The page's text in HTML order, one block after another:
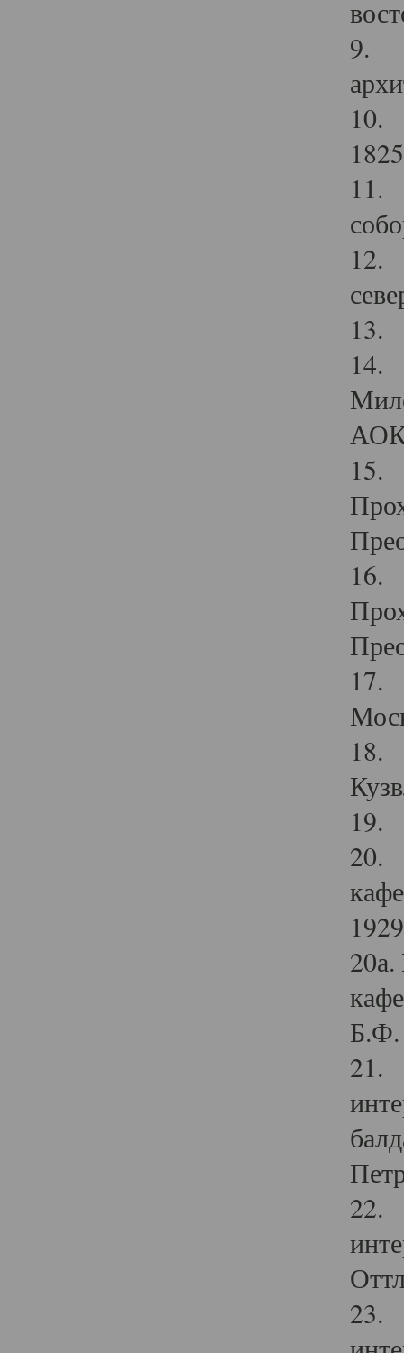
9.
10.
11.
12.
13.
14.
15.
16.
17.
18.
19.
20.
Б.Ф.
21.
22.
23.